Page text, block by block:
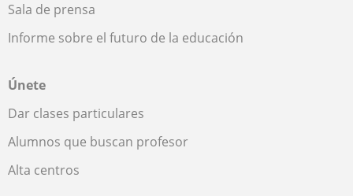
Sala de prensa
Informe sobre el futuro de la educación
Únete
Dar clases particulares
Alumnos que buscan profesor
Alta centros